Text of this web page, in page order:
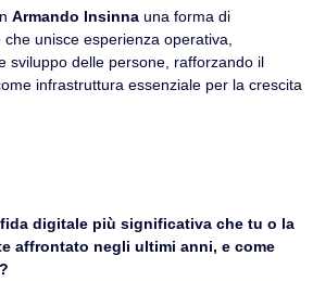
Armando Insinna una forma di
unisce esperienza operativa,
sviluppo delle persone, rafforzando il
infrastruttura essenziale per la crescita
digitale più significativa che tu o la
affrontato negli ultimi anni, e come